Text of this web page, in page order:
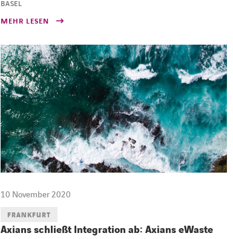
BASEL
MEHR LESEN
10 November 2020
FRANKFURT
Axians schließt Integration ab: Axians eWaste